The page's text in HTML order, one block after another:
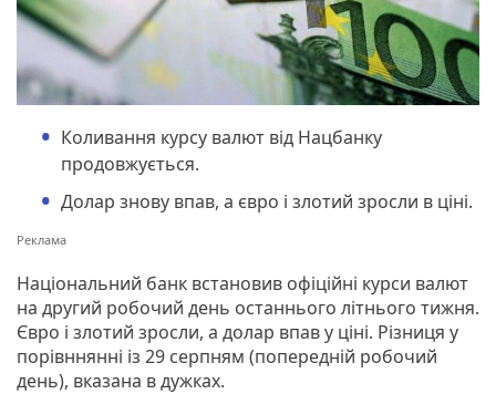
Коливання курсу валют від Нацбанку
продовжується.
Долар знову впав, а євро і злотий зросли в ціні.
Національний банк встановив офіційні курси валют
на другий робочий день останнього літнього тижня.
Євро і злотий зросли, а долар впав у ціні. Різниця у
порівннянні із 29 серпням (попередній робочий
день), вказана в дужках.